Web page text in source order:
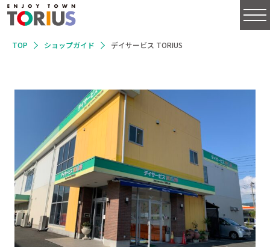
TOP ショップガイド デイサービス TORIUS